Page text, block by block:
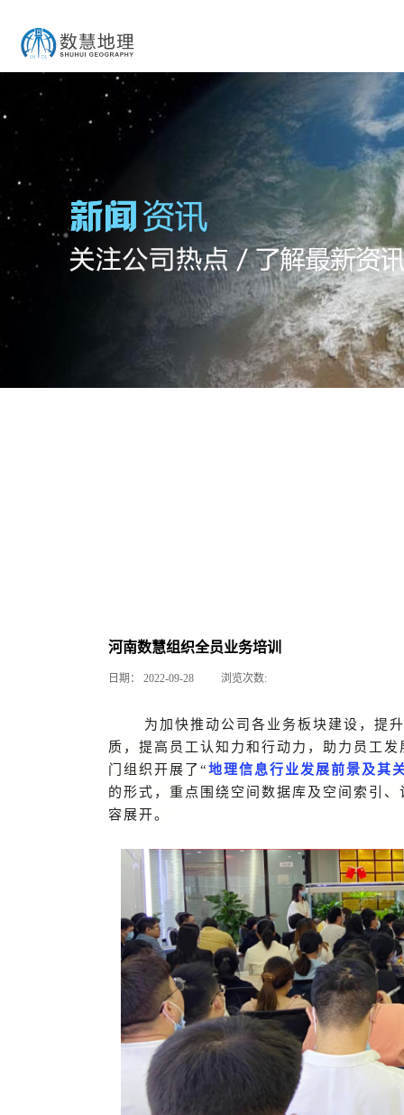
河南数慧组织全员业务培训
日期： 2022-09-28 浏览次数:
为加快推动公司各业务板块建设，提
质，提高 员工认知力和行动力，助力员工发
门组织开展了“地理信息行业发展前景及其
的形式，重点围绕空间数据库及空间索引
容展开。